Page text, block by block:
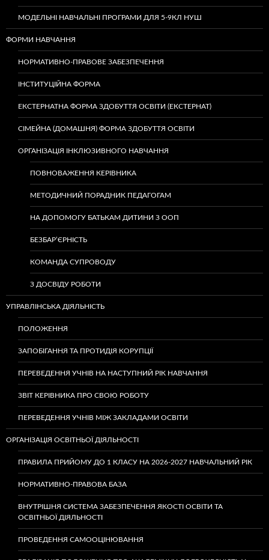
МОДЕЛЬНІ НАВЧАЛЬНІ ПРОГРАМИ ДЛЯ 5-9КЛ НУШ
ФОРМИ НАВЧАННЯ
НОРМАТИВНО-ПРАВОВЕ ЗАБЕЗПЕЧЕННЯ
ІНСТИТУЦІЙНА ФОРМА
ЕКСТЕРНАТНА ФОРМА ЗДОБУТТЯ ОСВІТИ (ЕКСТЕРНАТ)
СІМЕЙНА (ДОМАШНЯ) ФОРМА ЗДОБУТТЯ ОСВІТИ
ОРГАНІЗАЦІЯ ІНКЛЮЗИВНОГО НАВЧАННЯ
ПОВНОВАЖЕННЯ КЕРІВНИКА
МЕТОДИЧНИЙ ПОРАДНИК ПЕДАГОГАМ
НА ДОПОМОГУ БАТЬКАМ ДИТИНИ З ООП
БЕЗБАР’ЄРНІСТЬ
КОМАНДА СУПРОВОДУ
З ДОСВІДУ РОБОТИ
УПРАВЛІНСЬКА ДІЯЛЬНІСТЬ
ПОЛОЖЕННЯ
ЗАПОБІГАННЯ ТА ПРОТИДІЯ КОРУПЦІЇ
ПЕРЕВЕДЕННЯ УЧНІВ НА НАСТУПНИЙ РІК НАВЧАННЯ
ЗВІТ КЕРІВНИКА ПРО СВОЮ РОБОТУ
ПЕРЕВЕДЕННЯ УЧНІВ МІЖ ЗАКЛАДАМИ ОСВІТИ
ОРГАНІЗАЦІЯ ОСВІТНЬОЇ ДІЯЛЬНОСТІ
ПРАВИЛА ПРИЙОМУ ДО 1 КЛАСУ НА 2026-2027 НАВЧАЛЬНИЙ РІК
НОРМАТИВНО-ПРАВОВА БАЗА
ВНУТРІШНЯ СИСТЕМА ЗАБЕЗПЕЧЕННЯ ЯКОСТІ ОСВІТИ ТА
ОСВІТНЬОЇ ДІЯЛЬНОСТІ
ПРОВЕДЕННЯ САМООЦІНЮВАННЯ